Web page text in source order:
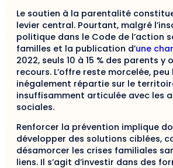
Le soutien à la parentalité
levier central. Pourtant, malgré
politique dans le Code de l’action
familles et la publication d’une
2022, seuls 10 à 15 % des parents y
recours. L’offre reste morcelée, peu
inégalement répartie sur le
insuffisamment articulée avec les
sociales.
Renforcer la prévention implique
développer des solutions ciblées,
désamorcer les crises familiales
liens. Il s’agit d’investir dans des